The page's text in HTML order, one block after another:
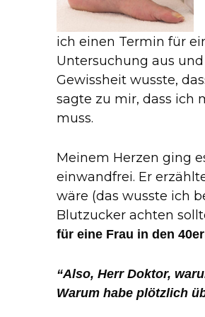
ich einen Termin für
Untersuchung aus
Gewissheit wusste,
sagte zu mir, dass ich
muss.
Meinem Herzen ging
einwandfrei. Er
wäre (das wusste ich
Blutzucker achten
für eine Frau in den
“Also, Herr Doktor,
Warum habe plötzlich